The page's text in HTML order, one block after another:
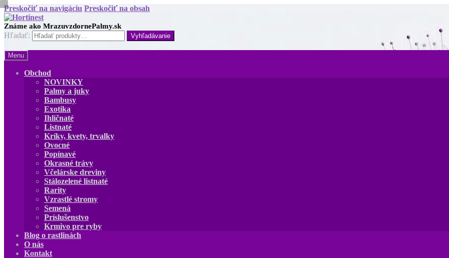
Preskočiť na navigáciu Preskočiť na obsah
Hľadať:
Menu
Obchod
NOVINKY
Palmy a juky
Bambusy
Exotika
Ihličnaté
Listnaté
Kríky, kvety, trvalky
Ovocné
Popínavé
Okrasné trávy
Včelárske dreviny
Stálozelené listnaté
Rarity
Vzrastlé stromy
Semená
Príslušenstvo
Krmivo pre ryby
Blog o rastlinách
O nás
Kontakt